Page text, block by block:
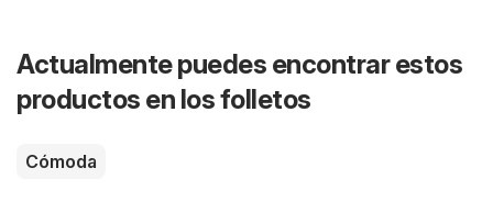
Actualmente puedes encontrar estos
productos en los folletos
Cómoda